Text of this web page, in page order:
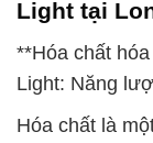
Light tại
**Hóa chất
Light: Năng
Hóa chất là